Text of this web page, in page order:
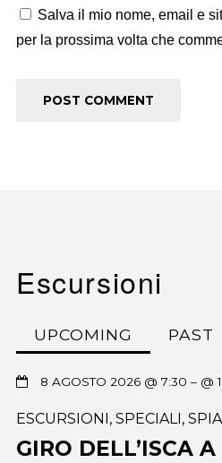
Salva il mio nome, email e
per la prossima volta che
Escursioni
UPCOMING PAST
8 AGOSTO 2026 @ 7:30 – @
ESCURSIONI , SPECIALI ,
GIRO DELL’ISCA